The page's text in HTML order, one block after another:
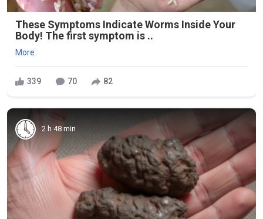
These Symptoms Indicate Worms Inside Your
Body! The first symptom is ..
More
339 70 82
2 h 48 min